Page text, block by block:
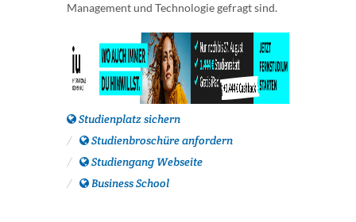
Management und Technologie gefragt sind.
Studienplatz sichern
Studienbroschüre anfordern
Studiengang Webseite
Business School